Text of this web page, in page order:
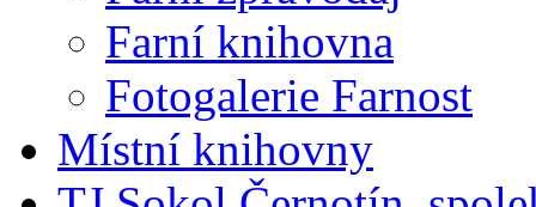
Farní knihovna
Fotogalerie Farnost
Místní knihovny